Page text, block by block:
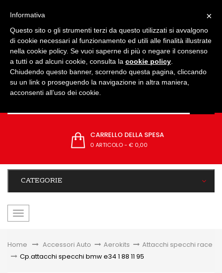
CARRELLO DELLA SPESA
0 ARTICOLO- € 0,00
CATEGORIE
navigazione
Home &gt;Accessori Auto > Aerokits > Attacchi specchi race
> Cp.attacchi specchi bmw e34 1 88 11 95
×
Informativa
Questo sito o gli strumenti terzi da questo utilizzati si avvalgono
di cookie necessari al funzionamento ed utili alle finalità illustrate
nella cookie policy. Se vuoi saperne di più o negare il consenso
a tutti o ad alcuni cookie, consulta la cookie policy
Chiudendo questo banner, scorrendo questa pagina, cliccando
su un link o proseguendo la navigazione in altra maniera,
acconsenti all’uso dei cookie.